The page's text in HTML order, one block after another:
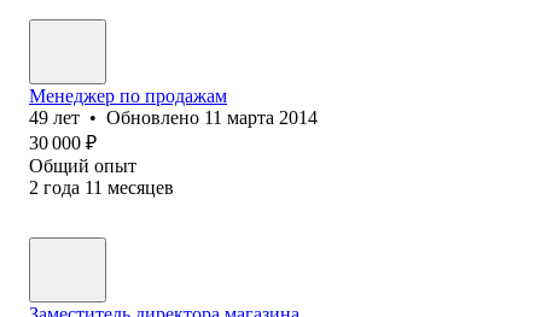
Менеджер по продажам
49 лет • Обновлено 11 марта 2014
30 000 ₽
Общий опыт
2 года 11 месяцев